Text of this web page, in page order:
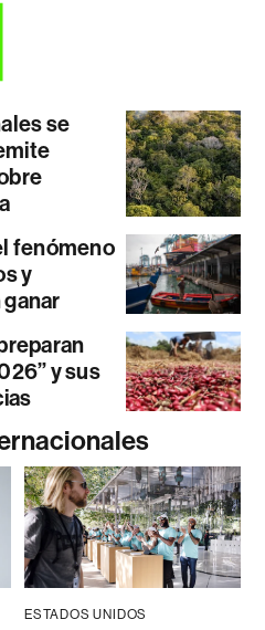
se
fenómeno
y
y sus
ESTADOS UNIDOS